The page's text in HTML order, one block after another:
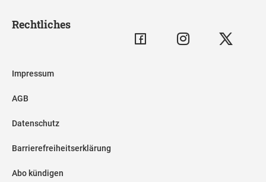
Rechtliches
Impressum
AGB
Datenschutz
Barrierefreiheitserklärung
Abo kündigen